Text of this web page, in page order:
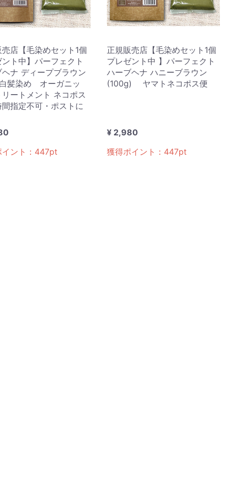
店【毛染めセット1個
ト中】パーフェクト
ナ ディープブラウン
髪染め オーガニッ
ートメント ネコポス
指定不可・ポストに
ント： 447pt
正規販売店【毛染めセット1個
プレゼント中 】パーフェクト
ハーブヘナ ハニーブラウン
(100g) ヤマトネコポス便
¥ 2,980
獲得ポイント： 447pt